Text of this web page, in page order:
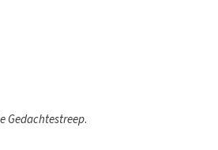
Gedachtestreep.